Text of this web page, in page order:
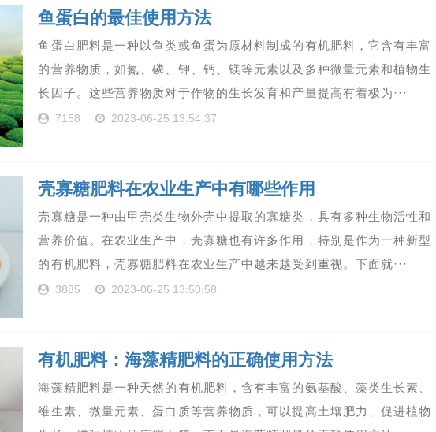
鱼蛋白的最佳使用方法
鱼蛋白肥料是一种以鱼类或鱼蛋为原材料制成的有机肥料，它含有丰富
的营养物质，如氮、磷、钾、钙、镁等元素以及多种微量元素和植物生
长因子。这些营养物质对于作物的生长发育和产量提高有着极为···
7158 2023-06-25 13:54:37
壳寡糖肥料在农业生产中有哪些作用
壳寡糖是一种由甲壳类生物外壳中提取的寡糖类，具有多种生物活性和
营养价值。在农业生产中，壳寡糖也有许多作用，特别是作为一种新型
的有机肥料，壳寡糖肥料在农业生产中越来越受到重视。下面就···
3885 2023-06-25 13:50:58
有机肥料：海藻精肥料的正确使用方法
海藻精肥料是一种天然的有机肥料，含有丰富的氨基酸、藻类生长素、
维生素、微量元素、蛋白质等营养物质，可以提高土壤肥力、促进植物